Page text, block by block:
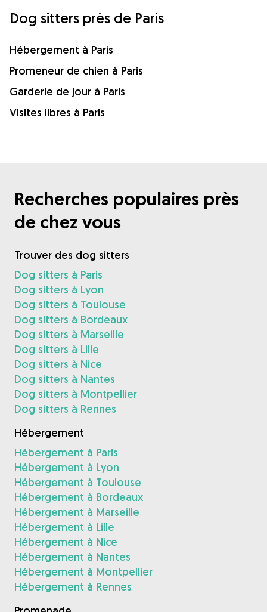
Dog sitters près de Paris
Hébergement à Paris
Promeneur de chien à Paris
Garderie de jour à Paris
Visites libres à Paris
Recherches populaires près
de chez vous
Trouver des dog sitters
Dog sitters à Paris
Dog sitters à Lyon
Dog sitters à Toulouse
Dog sitters à Bordeaux
Dog sitters à Marseille
Dog sitters à Lille
Dog sitters à Nice
Dog sitters à Nantes
Dog sitters à Montpellier
Dog sitters à Rennes
Hébergement
Hébergement à Paris
Hébergement à Lyon
Hébergement à Toulouse
Hébergement à Bordeaux
Hébergement à Marseille
Hébergement à Lille
Hébergement à Nice
Hébergement à Nantes
Hébergement à Montpellier
Hébergement à Rennes